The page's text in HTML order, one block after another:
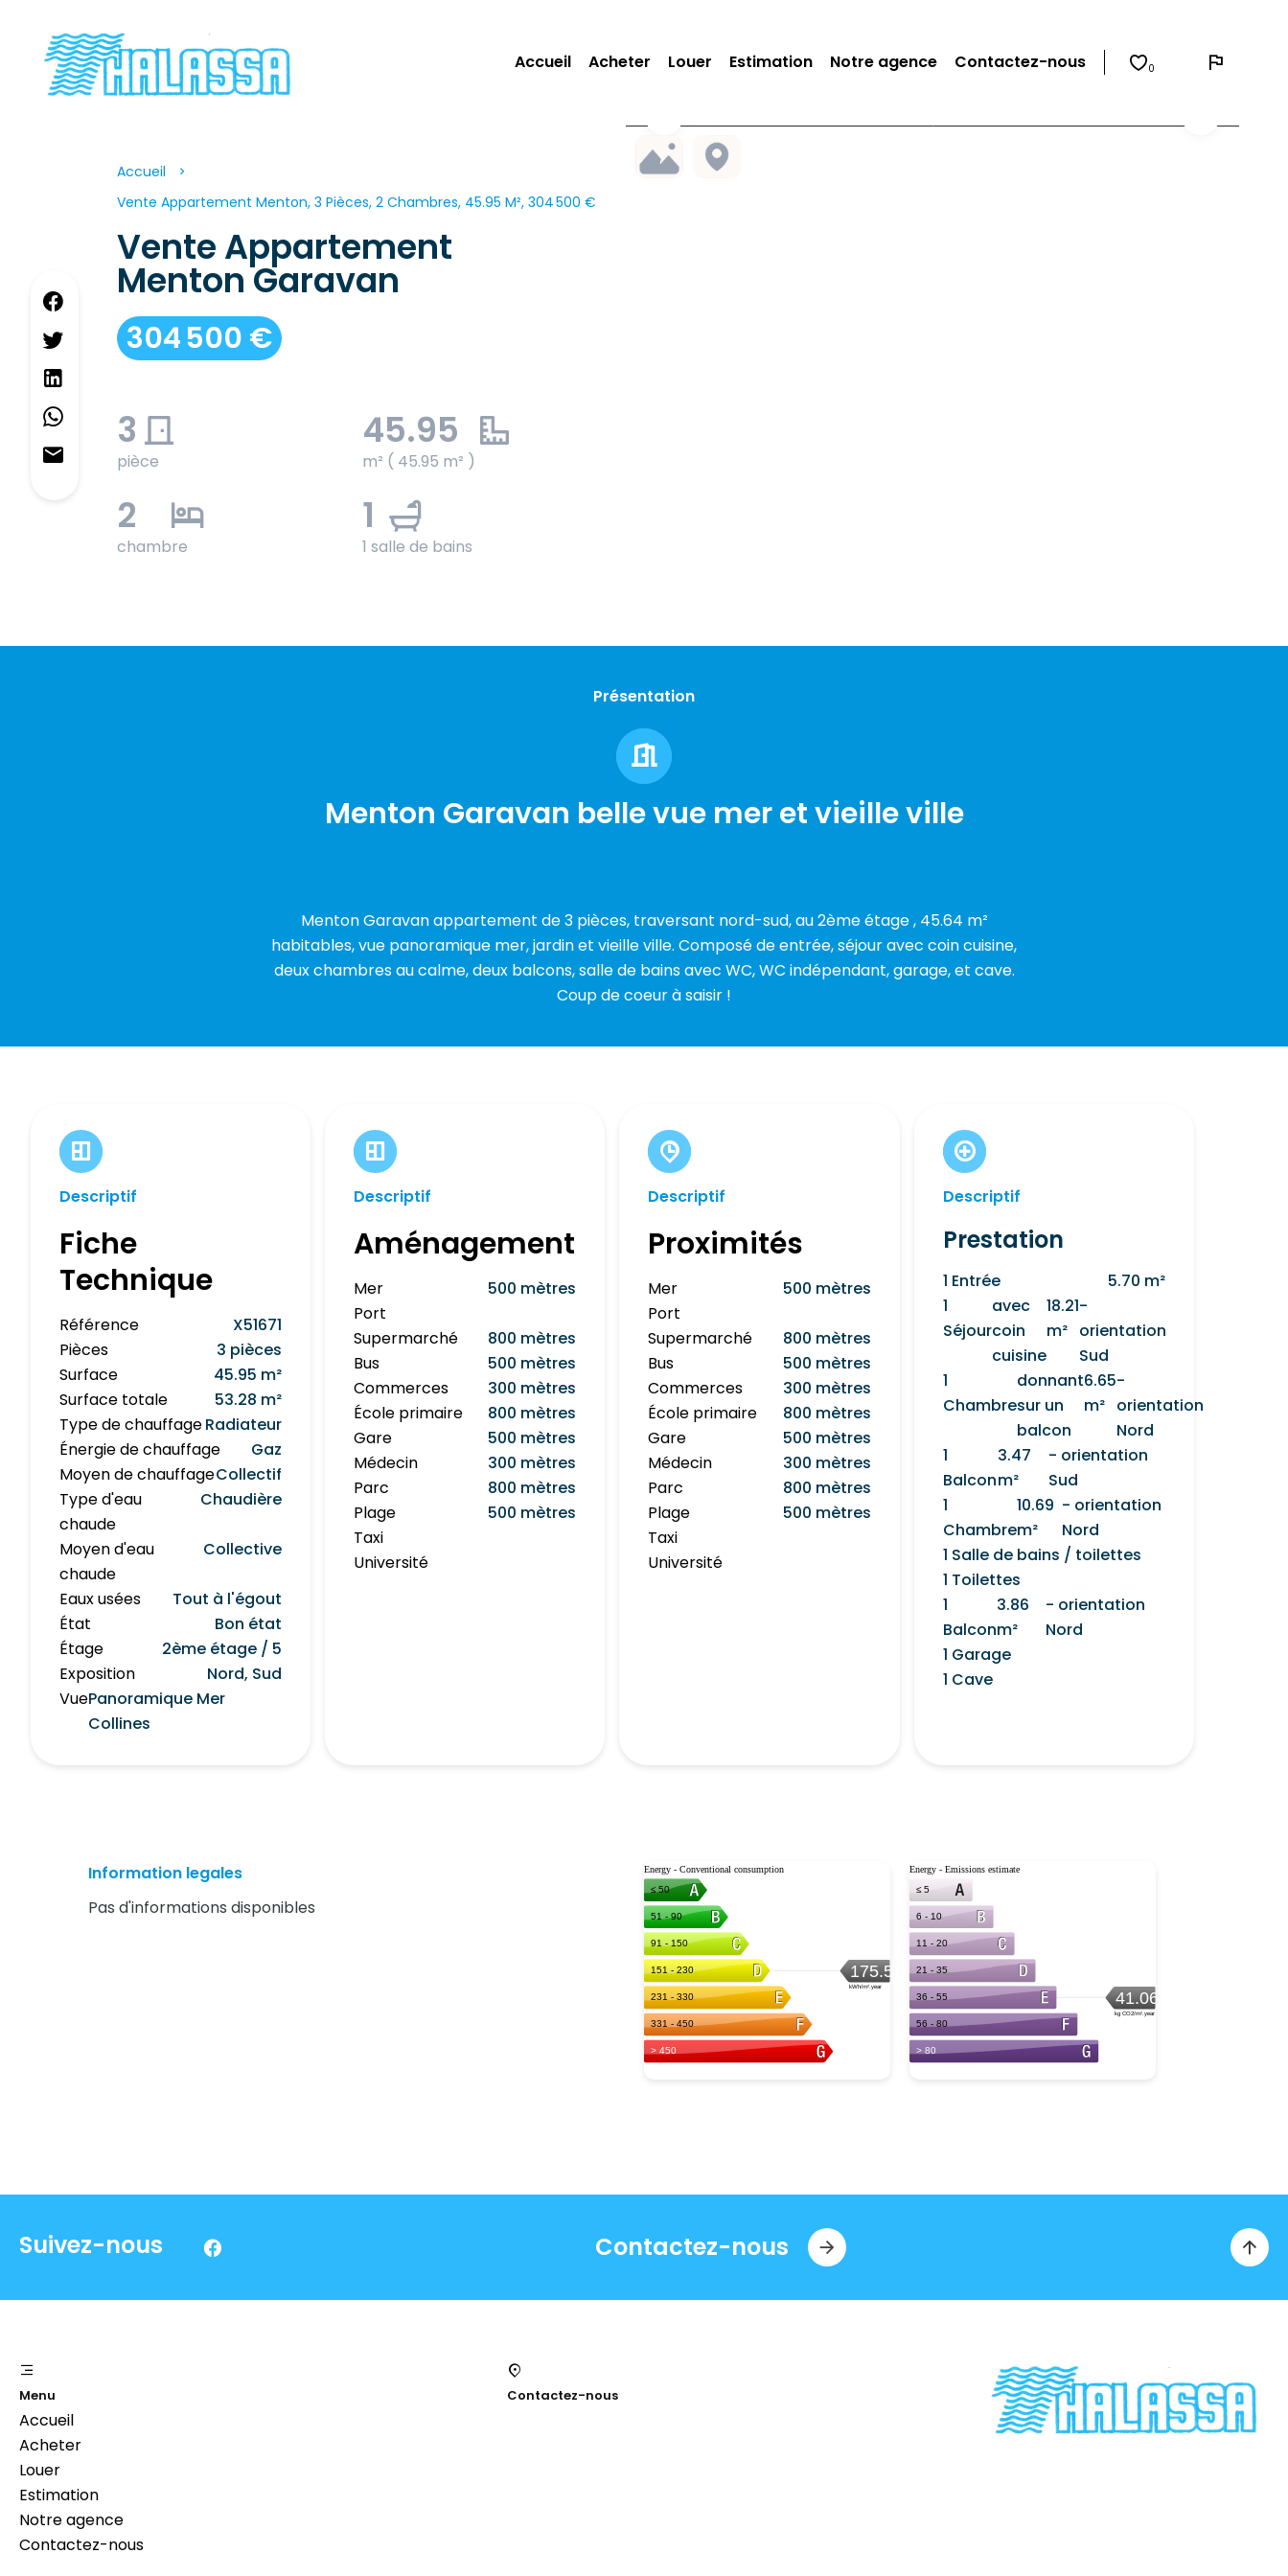
Accueil Acheter Louer Estimation Notre agence Contactez-nous 0
Accueil
Vente Appartement Menton, 3 Pièces, 2 Chambres, 45.95 M², 304 500 €
Vente Appartement
Menton Garavan
304 500 €
3
pièce
45.95
m² ( 45.95 m² )
2
chambre
1
1 salle de bains
Présentation
Menton Garavan belle vue mer et vieille ville
Menton Garavan appartement de 3 pièces, traversant nord-sud, au 2ème étage , 45.64 m²
habitables, vue panoramique mer, jardin et vieille ville. Composé de entrée, séjour avec coin cuisine,
deux chambres au calme, deux balcons, salle de bains avec WC, WC indépendant, garage, et cave.
Coup de coeur à saisir !
Descriptif
Fiche
Technique
Référence
X51671
Pièces
3 pièces
Surface
45.95 m²
Surface totale
53.28 m²
Type de chauffageRadiateur
Énergie de chauffage
Gaz
Moyen de chauffageCollectif
Type d'eau
chaude
Chaudière
Moyen d'eau
chaude
Collective
Eaux usées
Tout à l'égout
État
Bon état
Étage
2ème étage / 5
Exposition
Nord, Sud
VuePanoramique Mer
Collines
Descriptif
Aménagement
Mer
500 mètres
Port
Supermarché
800 mètres
Bus
500 mètres
Commerces
300 mètres
École primaire
800 mètres
Gare
500 mètres
Médecin
300 mètres
Parc
800 mètres
Plage
500 mètres
Taxi
Université
Descriptif
Proximités
Mer
500 mètres
Port
Supermarché
800 mètres
Bus
500 mètres
Commerces
300 mètres
École primaire
800 mètres
Gare
500 mètres
Médecin
300 mètres
Parc
800 mètres
Plage
500 mètres
Taxi
Université
Descriptif
Prestation
1 Entrée
5.70 m²
1
Séjour
avec
coin
cuisine
18.21
m²
-
orientation
Sud
1
Chambre
donnant
sur un
balcon
6.65
m²
-
orientation
Nord
1
Balcon
3.47
m²
- orientation
Sud
1
Chambre
10.69
m²
- orientation
Nord
1 Salle de bains / toilettes
1 Toilettes
1
Balcon
3.86
m²
- orientation
Nord
1 Garage
1 Cave
Information legales
Pas d'informations disponibles
Suivez-nous Contactez-nous
Menu
Accueil
Acheter
Louer
Estimation
Notre agence
Contactez-nous
Contactez-nous